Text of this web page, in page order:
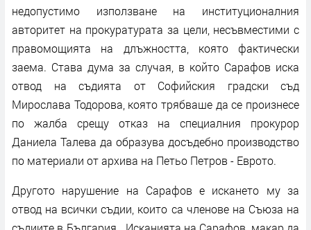
недопустимо използване на институционалния
авторитет на прокуратурата за цели, несъвместими с
правомощията на длъжността, която фактически
заема. Става дума за случая, в който Сарафов иска
отвод на съдията от Софийския градски съд
Мирослава Тодорова, която трябваше да се произнесе
по жалба срещу отказ на специалния прокурор
Даниела Талева да образува досъдебно производство
по материали от архива на Петьо Петров - Еврото.
Другото нарушение на Сарафов е искането му за
отвод на всички съдии, които са членове на Съюза на